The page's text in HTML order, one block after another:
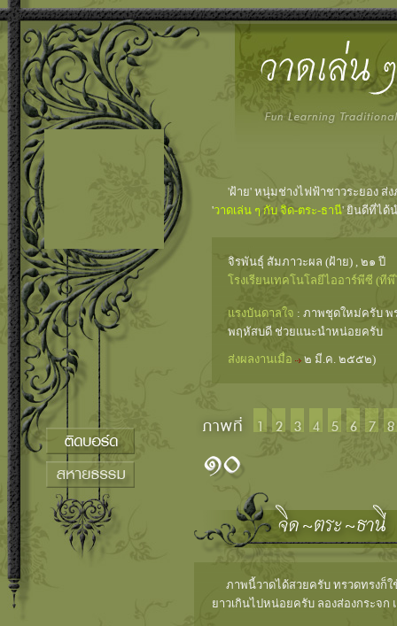
'ฝ้าย' หนุ่มช่างไฟฟ้าชาวระยอง ส่ง
'วาดเล่น ๆ กับ จิด-ตระ-ธานี' ยินดีที่ได้
จิรพันธุ์ สัมภาวะผล (ฝ้าย) , ๒๑ ปี
โรงเรียนเทคโนโลยีไออาร์พีซี (ทีพี
แรงบันดาลใจ : ภาพชุดใหม่ครับ พ
พฤหัสบดี ช่วยแนะนำหน่อยครับ
ส่งผลงานเมื่อ ๒ มี.ค. ๒๕๕๒)
ภาพนี้วาดได้สวยครับ ทรวดทรงก็
ยาวเกินไปหน่อยครับ ลองส่องกระจ